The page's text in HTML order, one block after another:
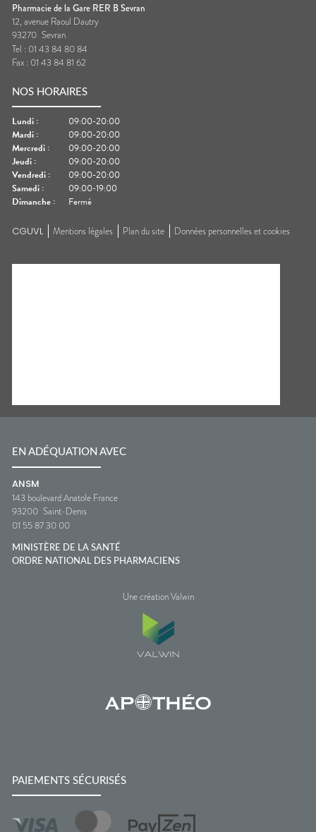
Pharmacie de la Gare RER B Sevran
12, avenue Raoul Dautry
93270 Sevran
Tel : 01 43 84 80 84
Fax : 01 43 84 81 62
NOS HORAIRES
Lundi :
09:00-20:00
Mardi :
09:00-20:00
Mercredi :
09:00-20:00
Jeudi :
09:00-20:00
Vendredi :
09:00-20:00
Samedi :
09:00-19:00
Dimanche : Fermé
CGUVL Mentions légales Plan du site Données personnelles et cookies
EN ADÉQUATION AVEC
ANSM
143 boulevard Anatole France
93200 Saint-Denis
01 55 87 30 00
MINISTÈRE DE LA SANTÉ
ORDRE NATIONAL DES PHARMACIENS
Une création Valwin
PAIEMENTS SÉCURISÉS